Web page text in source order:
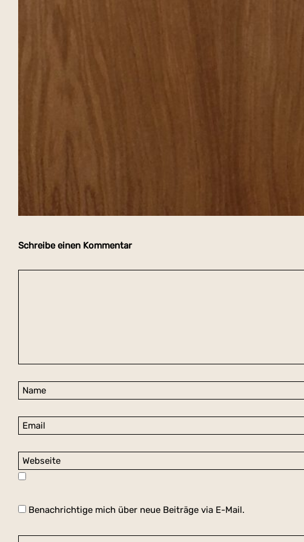
Schreibe einen Kommentar
Benachrichtige mich über neue Beiträge via E-Mail.